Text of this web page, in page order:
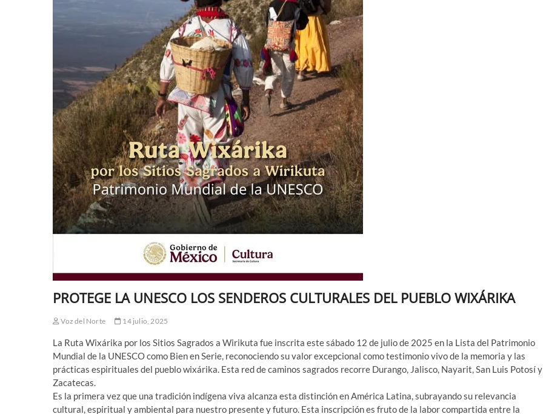
PROTEGE LA UNESCO LOS SENDEROS CULTURALES DEL PUEBLO WIXÁRIKA
Voz del Norte 14 julio, 2025
La Ruta Wixárika por los Sitios Sagrados a Wirikuta fue inscrita este sábado 12 de julio de 2025 en la Lista del Patrimonio
Mundial de la UNESCO como Bien en Serie, reconociendo su valor excepcional como testimonio vivo de la memoria y las
prácticas espirituales del pueblo wixárika. Esta red de caminos sagrados recorre Durango, Jalisco, Nayarit, San Luis Potosí y
Zacatecas.
Es la primera vez que una tradición indígena viva alcanza esta distinción en América Latina, subrayando su relevancia
cultural, espiritual y ambiental para nuestro presente y futuro. Esta inscripción es fruto de la labor compartida entre la